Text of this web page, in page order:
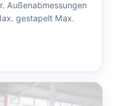
Außenabmessungen
gestapelt Max.